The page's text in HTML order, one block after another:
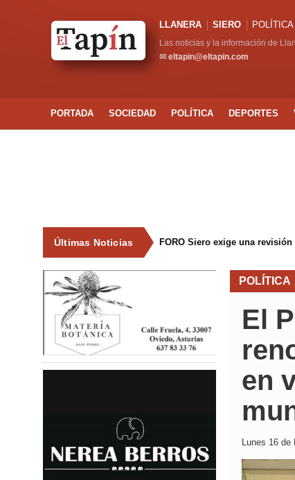
LLANERA SIERO POLÍTICA
Las noticias y la información de
✉ eltapin@eltapin.com
PORTADA SOCIEDAD POLÍTICA DEPORTES
Últimas Noticias FORO Siero exige una
POLÍTICA
El
en
Lunes 16 de